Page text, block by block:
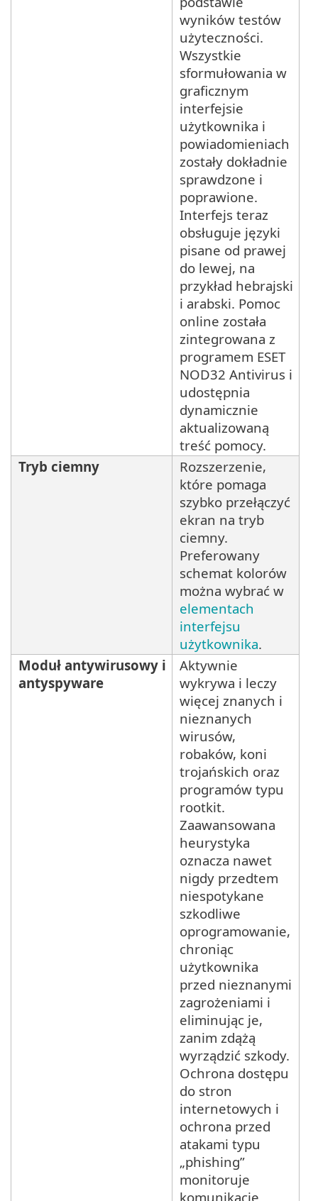
wyników testów
użyteczności.
Wszystkie
sformułowania w
graficznym
interfejsie
użytkownika i
powiadomieniach
zostały dokładnie
sprawdzone i
poprawione.
Interfejs teraz
obsługuje języki
pisane od prawej
do lewej, na
przykład hebrajski
i arabski. Pomoc
online została
zintegrowana z
programem ESET
NOD32 Antivirus i
udostępnia
dynamicznie
aktualizowaną
treść pomocy.
Tryb ciemny
Rozszerzenie,
które pomaga
szybko przełączyć
ekran na tryb
ciemny.
Preferowany
schemat kolorów
można wybrać w
elementach
interfejsu
użytkownika.
Moduł antywirusowy i
antyspyware
Aktywnie
wykrywa i leczy
więcej znanych i
nieznanych
wirusów,
robaków, koni
trojańskich oraz
programów typu
rootkit.
Zaawansowana
heurystyka
oznacza nawet
nigdy przedtem
niespotykane
szkodliwe
oprogramowanie,
chroniąc
użytkownika
przed nieznanymi
zagrożeniami i
eliminując je,
zanim zdążą
wyrządzić szkody.
Ochrona dostępu
do stron
internetowych i
ochrona przed
atakami typu
„phishing”
monitoruje
komunikację